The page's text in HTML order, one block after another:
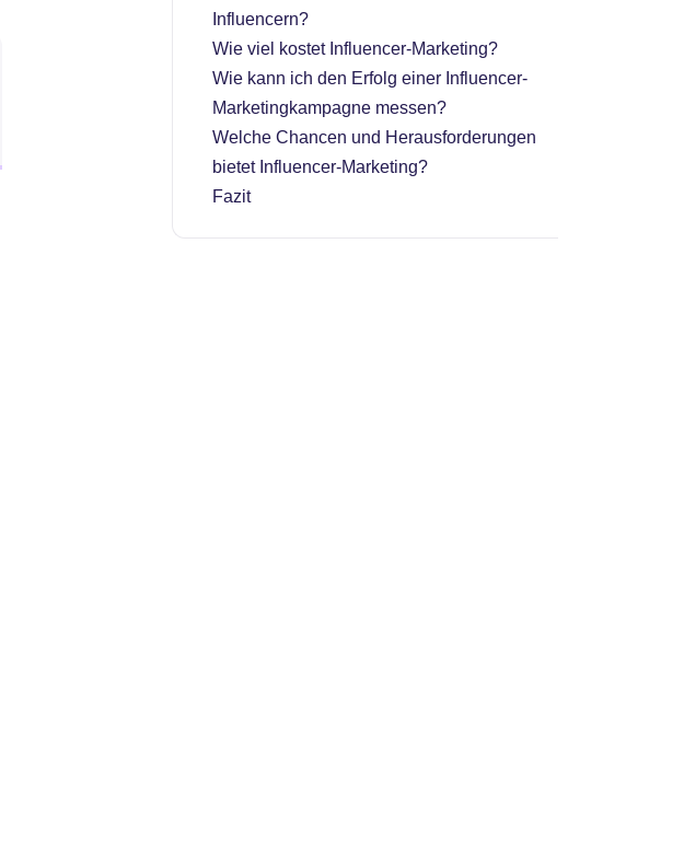
Influencern?
Wie viel kostet Influencer-Marketing?
Wie kann ich den Erfolg einer Influencer-
Marketingkampagne messen?
Welche Chancen und Herausforderungen
bietet Influencer-Marketing?
Fazit